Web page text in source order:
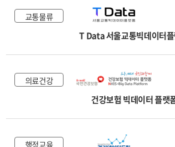
교통물류
T Data 서울교통빅데이터
의료건강
건강보험 빅데이터 플랫
행정교육